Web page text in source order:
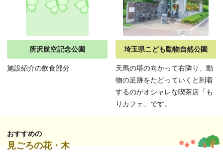
所沢航空記念公園
施設紹介の飲食部分
埼玉県こども動物自然公園
天馬の塔の向かって右隣り、動
物の足跡をたどっていくと到着
するのがオシャレな喫茶店「も
りカフェ」です。
おすすめの
見ごろの花・木